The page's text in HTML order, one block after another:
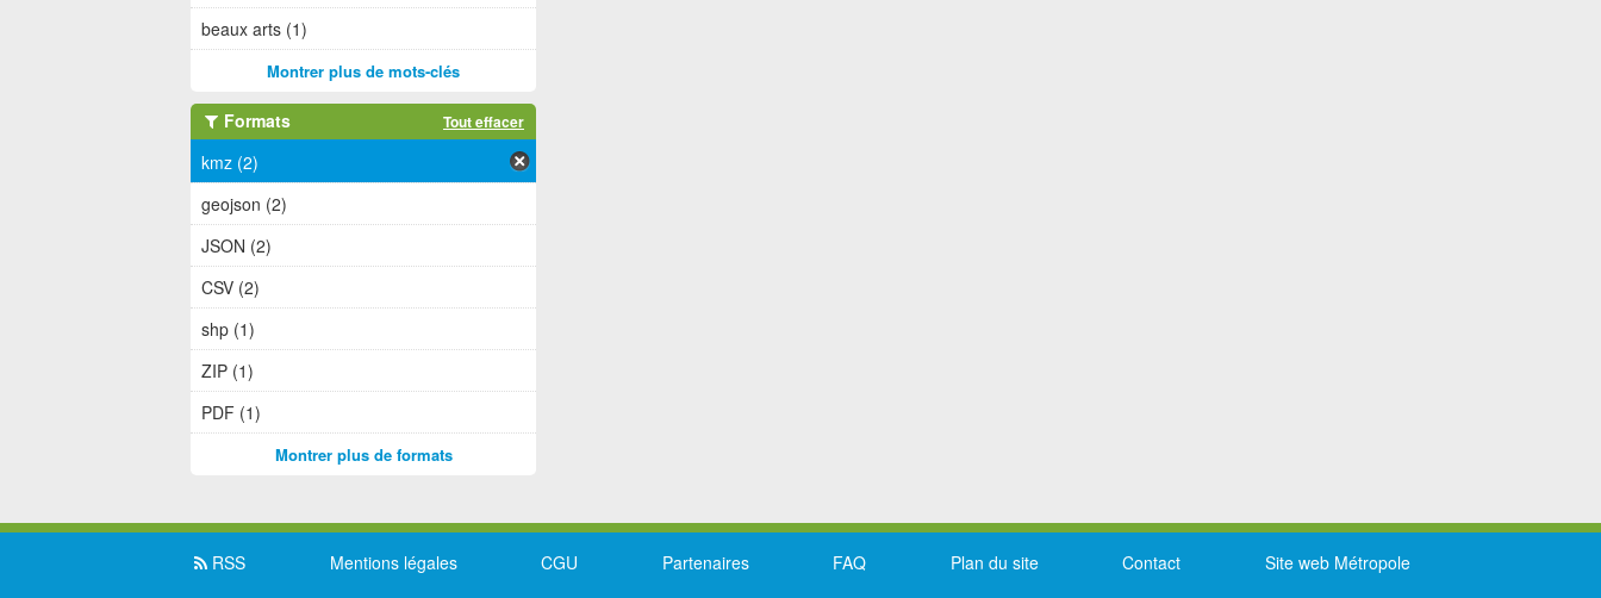
beaux arts (1)
Montrer plus de mots-clés
Formats Tout effacer
kmz (2)
geojson (2)
JSON (2)
CSV (2)
shp (1)
ZIP (1)
PDF (1)
Montrer plus de formats
RSS Mentions légales CGU Partenaires FAQ Plan du site Contact Site web Métropole